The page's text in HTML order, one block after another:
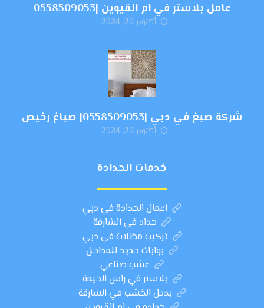
عامل بلاستر في ام القيوين |0558509053
أكتوبر 20, 2024
شركة صبغ في دبي |0558509053| صباغ رخيص
أكتوبر 20, 2024
خدمات الحدادة
اعمال الحدادة في دبي
حداد في الشارقة
تركيب مظلات في دبي
بوابات حديد للمداخل
عشب صناعي
بلاستر في راس الخيمة
بديل الخشب في الشارقة